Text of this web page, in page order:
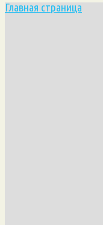
Главная страница